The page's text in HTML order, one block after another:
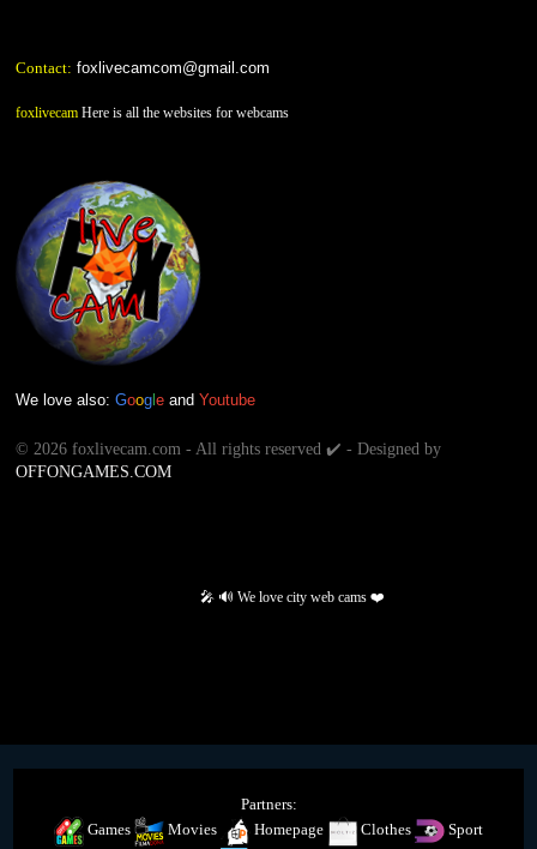
Contact: foxlivecamcom@gmail.com
foxlivecam Here is all the websites for webcams
We love also: Goog e and Youtube
© 2026 foxlivecam.com - All rights reserved ✔️ - Designed by
OFFONGAMES.COM
🎤 🔊 We love city web cams ❤️
Partners:
Games
Movies Homepage Clothes
Sport